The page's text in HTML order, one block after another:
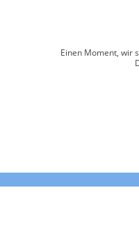
Einen Moment, wir